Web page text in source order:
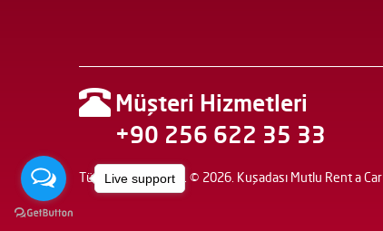
Müşteri Hizmetleri
+90 256 622 35 33
Tüm hakları saklıdır. © 2026. Kuşadası Mutlu Rent a Car
Live support